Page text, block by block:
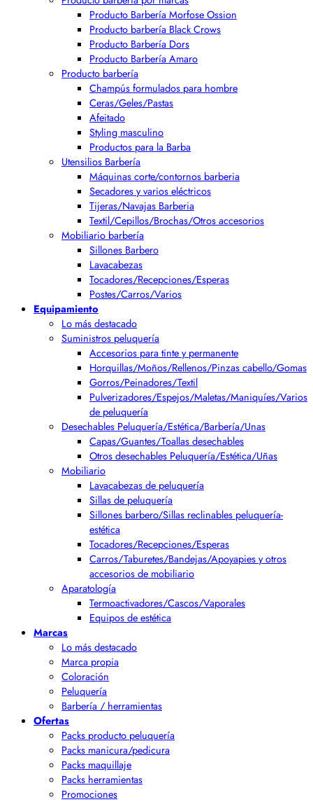
Producto Barbería Morfose Ossion
Producto barbería Black Crows
Producto Barbería Dors
Producto Barbería Amaro
Producto barbería
Champús formulados para hombre
Ceras/Geles/Pastas
Afeitado
Styling masculino
Productos para la Barba
Utensilios Barbería
Máquinas corte/contornos barberia
Secadores y varios eléctricos
Tijeras/Navajas Barberia
Textil/Cepillos/Brochas/Otros accesorios
Mobiliario barbería
Sillones Barbero
Lavacabezas
Tocadores/Recepciones/Esperas
Postes/Carros/Varios
Equipamiento
Lo más destacado
Suministros peluquería
Accesorios para tinte y permanente
Horquillas/Moños/Rellenos/Pinzas cabello/Gomas
Gorros/Peinadores/Textil
Pulverizadores/Espejos/Maletas/Maniquíes/Varios
de peluquería
Desechables Peluquería/Estética/Barbería/Unas
Capas/Guantes/Toallas desechables
Otros desechables Peluquería/Estética/Uñas
Mobiliario
Lavacabezas de peluquería
Sillas de peluquería
Sillones barbero/Sillas reclinables peluquería-
estética
Tocadores/Recepciones/Esperas
Carros/Taburetes/Bandejas/Apoyapies y otros
accesorios de mobiliario
Aparatología
Termoactivadores/Cascos/Vaporales
Equipos de estética
Marcas
Lo más destacado
Marca propia
Coloración
Peluquería
Barbería / herramientas
Ofertas
Packs producto peluquería
Packs manicura/pedicura
Packs maquillaje
Packs herramientas
Promociones